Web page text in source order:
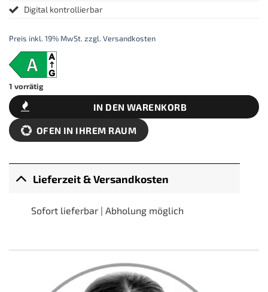
Digital kontrollierbar
Preis inkl. 19% MwSt. zzgl. Versandkosten
1 vorrätig
IN DEN WARENKORB
OFEN IN IHREM RAUM
Lieferzeit & Versandkosten
Sofort lieferbar | Abholung möglich